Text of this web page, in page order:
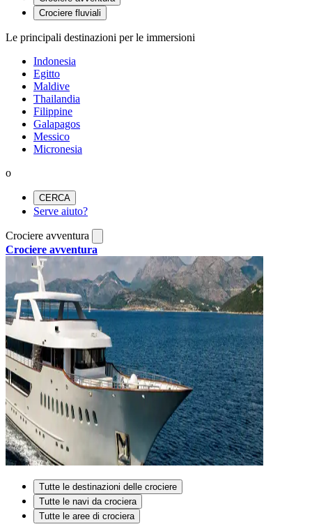
Crociere fluviali
Le principali destinazioni per le immersioni
Indonesia
Egitto
Maldive
Thailandia
Filippine
Galapagos
Messico
Micronesia
o
CERCA
Serve aiuto?
Crociere avventura
Crociere avventura
Tutte le destinazioni delle crociere
Tutte le navi da crociera
Tutte le aree di crociera